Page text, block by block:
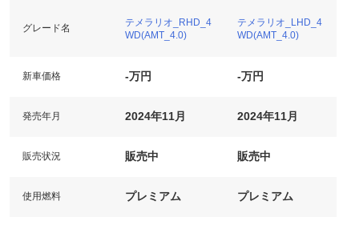
グレード名
テメラリオ_RHD_4
WD(AMT_4.0)
テメラリオ_LHD_4
WD(AMT_4.0)
新車価格 -万円 -万円
発売年月 2024年11月 2024年11月
販売状況 販売中 販売中
使用燃料 プレミアム プレミアム